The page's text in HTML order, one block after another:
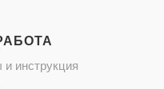
инструкция